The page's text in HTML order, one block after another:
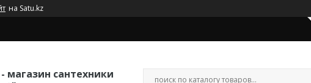
на Satu.kz
магазин сантехники